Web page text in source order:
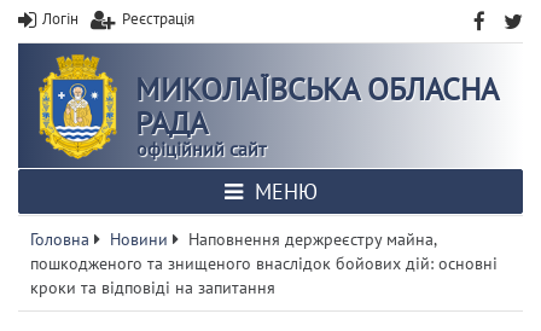
Логін Реєстрація
МИКОЛАЇВСЬКА ОБЛАСНА
РАДА
офіційний сайт
МЕНЮ
Головна Новини
Наповнення держреєстру майна,
пошкодженого та знищеного внаслідок бойових дій: основні
кроки та відповіді на запитання